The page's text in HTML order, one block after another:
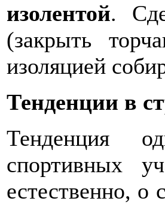
изолентой.
(закрыть
изоляцией
Тенденции в
Тенденция
спортивных
естественно, о